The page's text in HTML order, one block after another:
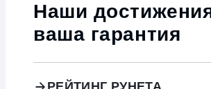
Наши
ваша гарантия